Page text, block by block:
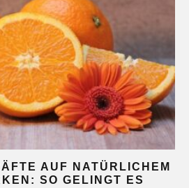
AUF NATÜRLICHEM
SO GELINGT ES